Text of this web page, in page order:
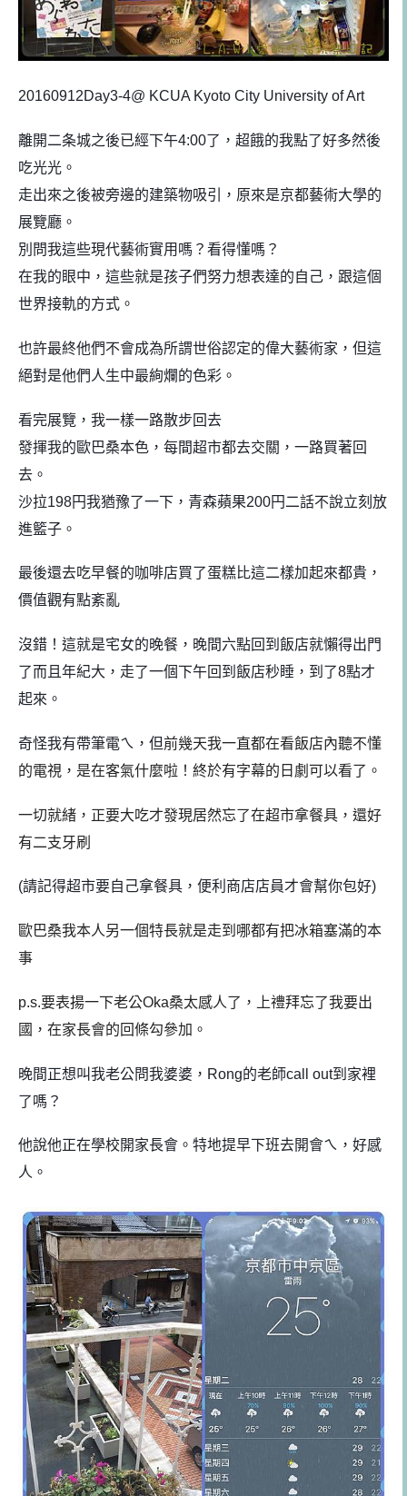
20160912Day3-4@ KCUA Kyoto City University of Art
離開二条城之後已經下午4:00了，超餓的我點了好多然後
吃光光。
走出來之後被旁邊的建築物吸引，原來是京都藝術大學的
展覽廳。
別問我這些現代藝術實用嗎？看得懂嗎？
在我的眼中，這些就是孩子們努力想表達的自己，跟這個
世界接軌的方式。
也許最終他們不會成為所謂世俗認定的偉大藝術家，但這
絕對是他們人生中最絢爛的色彩。
看完展覽，我一樣一路散步回去
發揮我的歐巴桑本色，每間超市都去交關，一路買著回
去。
沙拉198円我猶豫了一下，青森蘋果200円二話不說立刻放
進籃子。
最後還去吃早餐的咖啡店買了蛋糕比這二樣加起來都貴，
價值觀有點紊亂
沒錯！這就是宅女的晚餐，晚間六點回到飯店就懶得出門
了而且年紀大，走了一個下午回到飯店秒睡，到了8點才
起來。
奇怪我有帶筆電ㄟ，但前幾天我一直都在看飯店內聽不懂
的電視，是在客氣什麼啦！終於有字幕的日劇可以看了。
一切就緒，正要大吃才發現居然忘了在超市拿餐具，還好
有二支牙刷
(請記得超市要自己拿餐具，便利商店店員才會幫你包好)
歐巴桑我本人另一個特長就是走到哪都有把冰箱塞滿的本
事
p.s.要表揚一下老公Oka桑太感人了，上禮拜忘了我要出
國，在家長會的回條勾參加。
晚間正想叫我老公問我婆婆，Rong的老師call out到家裡
了嗎？
他說他正在學校開家長會。 特地提早下班去開會ㄟ，好感
人。